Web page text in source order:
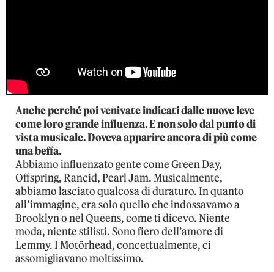
Anche perché poi venivate indicati dalle nuove leve
come loro grande influenza. E non solo dal punto di
vista musicale. Doveva apparire ancora di più come
una beffa.
Abbiamo influenzato gente come Green Day,
Offspring, Rancid, Pearl Jam. Musicalmente,
abbiamo lasciato qualcosa di duraturo. In quanto
all’immagine, era solo quello che indossavamo a
Brooklyn o nel Queens, come ti dicevo. Niente
moda, niente stilisti. Sono fiero dell’amore di
Lemmy. I Motörhead, concettualmente, ci
assomigliavano moltissimo.